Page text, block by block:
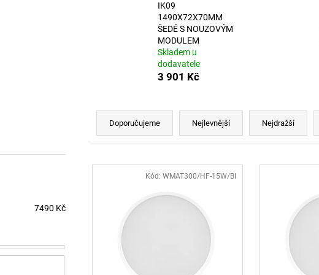
7490 Kč
IK09
1490X72X70MM
ŠEDÉ S NOUZOVÝM
MODULEM
Skladem u
dodavatele
3 901 Kč
Řazení produktů
Doporučujeme Nejlevnější Nejdražší
Výpis produktů
Kód:WMAT300/HF-15W/BI
SAUNA LED PÁSEK 24V RGBW 9,6W IP65
BALENÍ: 5M BALENÍ